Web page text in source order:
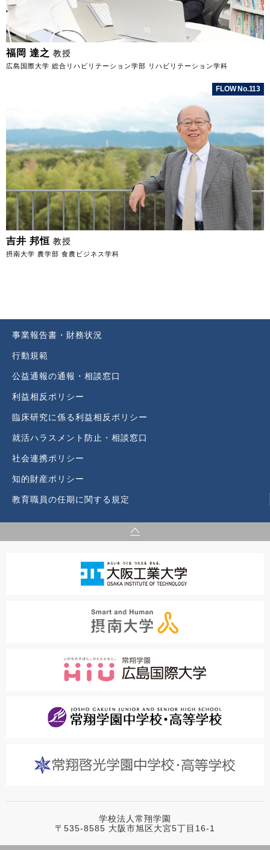
福岡 達之 教授
広島国際大学 総合リハビリテーション学部 リハビリテーション学科
FLOW No.113
吉井 邦恒 教授
摂南大学 農学部 食農ビジネス学科
事業報告書・財務状況
行動規範
公益通報の通報・相談窓口
利益相反ポリシー
臨床研究に係る利益相反ポリシー
就活ハラスメント防止・相談窓口
社会連携ポリシー
知的財産ポリシー
教育職員の任期に関する規定
学校法人常翔学園
〒535-8585 大阪市旭区大宮5丁目16-1